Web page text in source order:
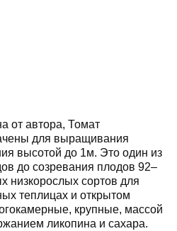
автора, Томат
для выращивания
высотой до 1м. Это один из
до созревания плодов 92–
низкорослых сортов для
теплицах и открытом
крупные, массой
ликопина и сахара.